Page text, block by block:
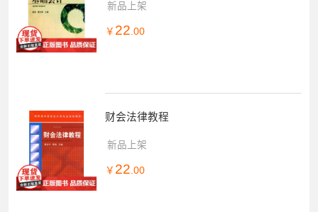
新品上架
￥ 22.00
财会法律教程
新品上架
￥ 22 .00